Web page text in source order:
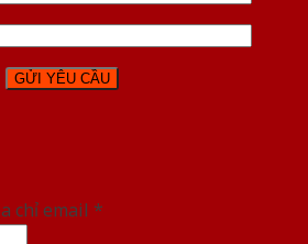
chỉ email *